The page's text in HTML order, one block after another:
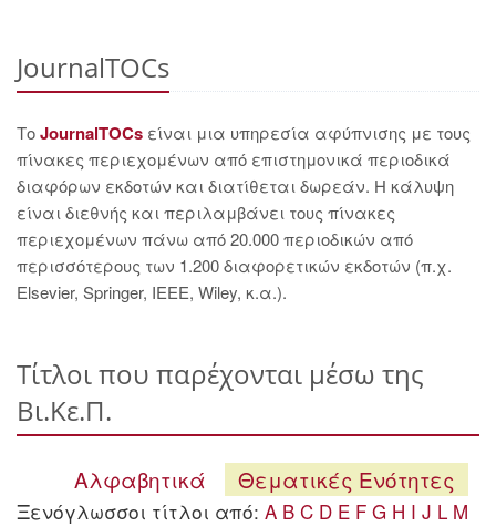
JournalTOCs
ΤοJournalTOCs είναι μια υπηρεσία αφύπνισης με τους
πίνακες περιεχομένων από επιστημονικά περιοδικά
διαφόρων εκδοτών και διατίθεται δωρεάν. Η κάλυψη
είναι διεθνής και περιλαμβάνει τους πίνακες
περιεχομένων πάνω από 20.000 περιοδικών από
περισσότερους των 1.200 διαφορετικών εκδοτών (π.χ.
Elsevier, Springer, IEEE, Wiley, κ.α.).
Τίτλοι που παρέχονται μέσω της
Βι.Κε.Π.
Αλφαβητικά Θεματικές Ενότητες
Ξενόγλωσσοι τίτλοι από: A B C D E F G H I J L M